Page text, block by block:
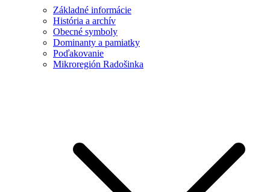
Základné informácie
História a archív
Obecné symboly
Dominanty a pamiatky
Poďakovanie
Mikroregión Radošinka